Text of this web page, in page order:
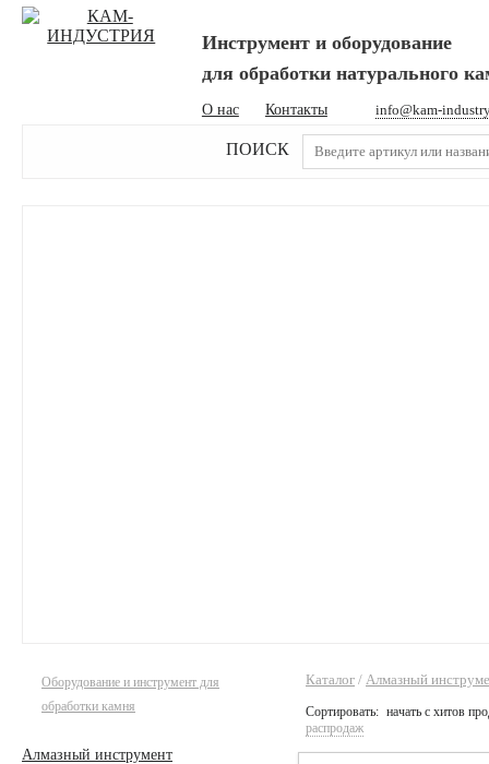
Инструмент и оборудование
для обработки натурального
О нас Контакты info@kam-
ПОИСК
Каталог / Алмазный
Сортировать: начать с хитов
распродаж
Оборудование и инструмент для
обработки камня
Алмазный инструмент